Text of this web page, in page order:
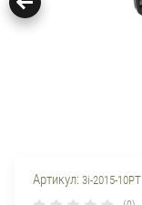
Артикул: 3i-2015-10PT